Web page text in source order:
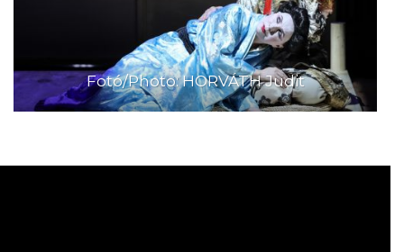
Fotó/Photo: HORVÁTH Judit